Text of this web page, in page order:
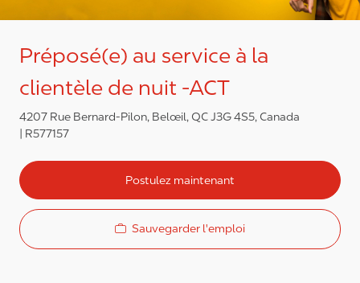
Préposé(e) au service à la
clientèle de nuit -ACT
4207 Rue Bernard-Pilon, Belœil, QC J3G 4S5, Canada
R577157
Postulez maintenant
Sauvegarder l'emploi